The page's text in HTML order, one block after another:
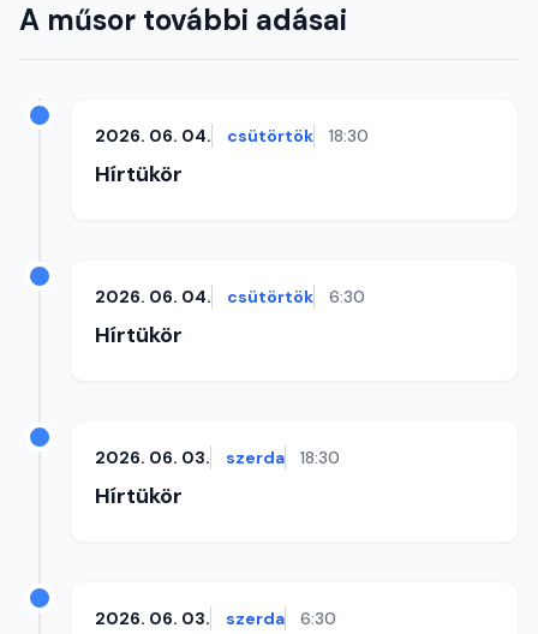
A műsor további adásai
2026. 06. 04. csütörtök 18:30
Hírtükör
2026. 06. 04. csütörtök 6:30
Hírtükör
2026. 06. 03. szerda 18:30
Hírtükör
2026. 06. 03. szerda 6:30